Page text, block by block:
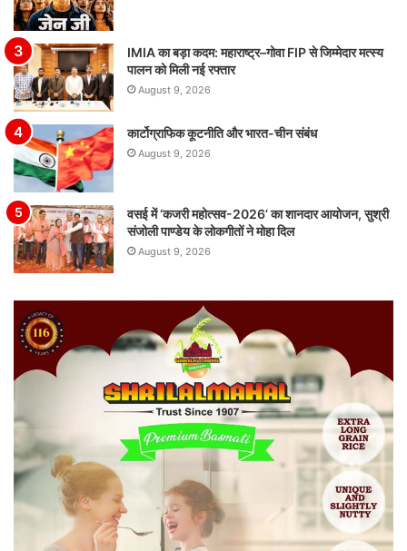
IMIA का बड़ा कदम: महाराष्ट्र–गोवा FIP से जिम्मेदार मत्स्य
पालन को मिली नई रफ्तार
August 9, 2026
कार्टोग्राफिक कूटनीति और भारत-चीन संबंध
August 9, 2026
वसई में ‘कजरी महोत्सव-2026’ का शानदार आयोजन, सुश्री
संजोली पाण्डेय के लोकगीतों ने मोहा दिल
August 9, 2026